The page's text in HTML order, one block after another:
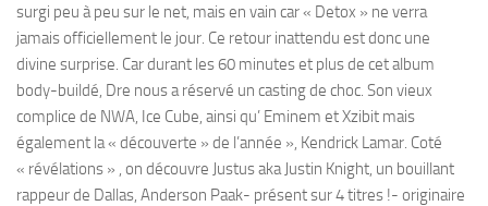
surgi peu à peu sur le net, mais en vain car « Detox » ne verra
jamais officiellement le jour. Ce retour inattendu est donc une
divine surprise. Car durant les 60 minutes et plus de cet album
body-buildé, Dre nous a réservé un casting de choc. Son vieux
complice de NWA, Ice Cube, ainsi qu’ Eminem et Xzibit mais
également la « découverte » de l’année », Kendrick Lamar. Coté
« révélations » , on découvre Justus aka Justin Knight, un bouillant
rappeur de Dallas, Anderson Paak- présent sur 4 titres !- originaire